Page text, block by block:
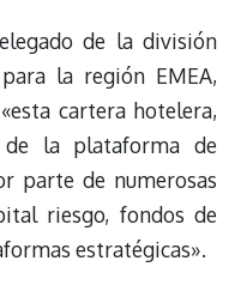
de la división
la región EMEA,
cartera hotelera,
la plataforma de
parte de numerosas
riesgo, fondos de
estratégicas».